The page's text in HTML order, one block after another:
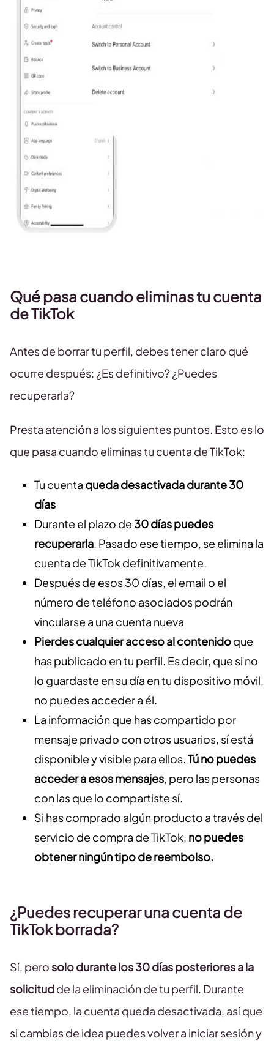
Qué pasa cuando eliminas tu cuenta
de TikTok
Antes de borrar tu perfil, debes tener claro qué
ocurre después: ¿Es definitivo? ¿Puedes
recuperarla?
Presta atención a los siguientes puntos. Esto es lo
que pasa cuando eliminas tu cuenta de TikTok:
Tu cuenta queda desactivada durante 30
días
Durante el plazo de 30 días puedes
recuperarla. Pasado ese tiempo, se elimina la
cuenta de TikTok definitivamente.
Después de esos 30 días, el email o el
número de teléfono asociados podrán
vincularse a una cuenta nueva
Pierdes cualquier acceso al contenidoque
has publicado en tu perfil. Es decir, que si no
lo guardaste en su día en tu dispositivo móvil,
no puedes acceder a él.
La información que has compartido por
mensaje privado con otros usuarios, sí está
disponible y visible para ellos.Tú no puedes
acceder a esos mensajes, pero las personas
con las que lo compartiste sí.
Si has comprado algún producto a través del
servicio de compra de TikTok, no puedes
obtener ningún tipo de reembolso.
¿Puedes recuperar una cuenta de
TikTok borrada?
Sí, pero solo durante los 30 días posteriores a la
solicitudde la eliminación de tu perfil. Durante
ese tiempo, la cuenta queda desactivada, así que
si cambias de idea puedes volver a iniciar sesión y